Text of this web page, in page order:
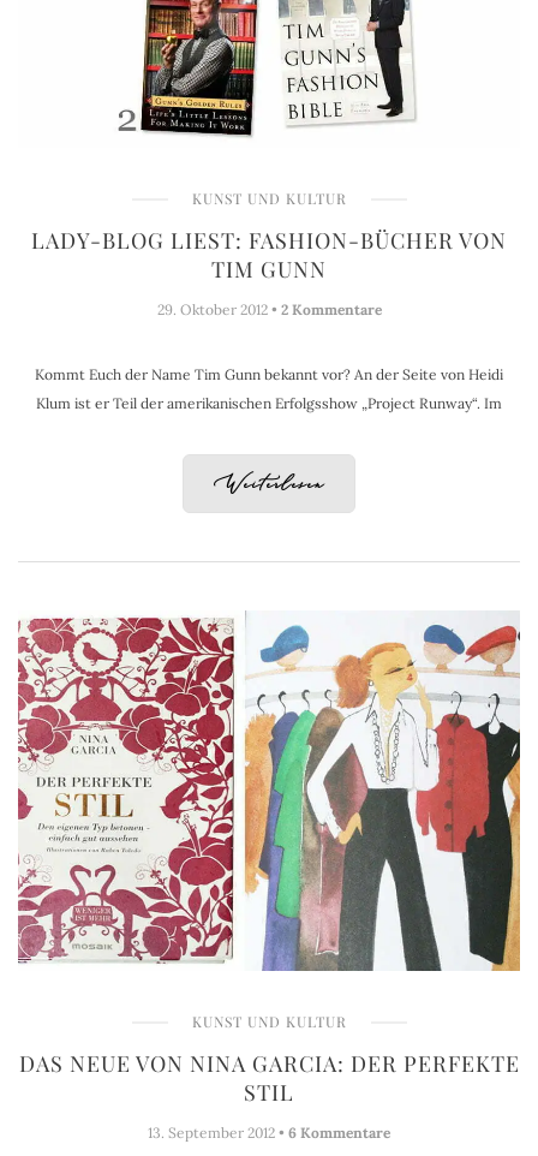
KUNST UND KULTUR
LADY-BLOG LIEST: FASHION-BÜCHER VON
TIM GUNN
29. Oktober 2012 • 2 Kommentare
Kommt Euch der Name Tim Gunn bekannt vor? An der Seite von Heidi
Klum ist er Teil der amerikanischen Erfolgsshow „Project Runway“. Im
Weiterlesen
KUNST UND KULTUR
DAS NEUE VON NINA GARCIA: DER PERFEKTE
STIL
13. September 2012 • 6 Kommentare